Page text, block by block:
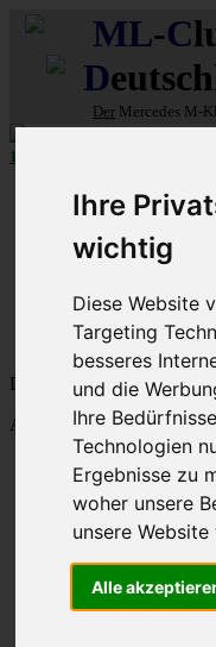
Ihre
wichtig
Diese Website
Targeting
besseres
und die
Ihre
Technologien
Ergebnisse zu
woher unsere
unsere
Alle
ML-C
D
Der Mercedes M-
10 aus 27
Schnellzugriff
Ungelesene
MLCD-Ausstellung
FAQ
MLCD-Seiten
Dein letzter Besuch: 6.
Aktuelle Zeit: 6. Aug
M-Klasse-Foren
Themen
Beiträge
Letzter Beitrag
von & für M-
Unterforen: